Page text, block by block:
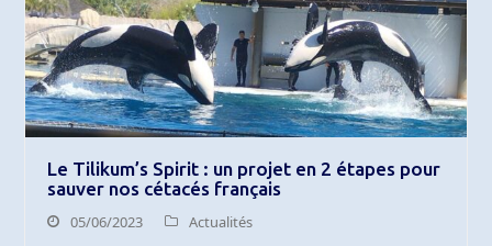
Le Tilikum’s Spirit : un projet en 2 étapes pour
sauver nos cétacés français
05/06/2023 Actualités